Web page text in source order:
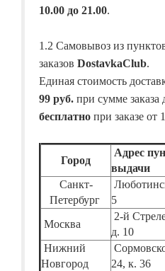
10.00 до 21.00.
1.2 Самовывоз из
заказов DostavkaClub.
Единая стоимость
99 руб. при сумме заказа
бесплатно при заказе от
Город
Адрес
выдачи
Санкт-
Петербург
5
Москва
2-й
д. 10
Нижний
Новгород
24, к. 36